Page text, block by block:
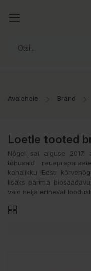
Avalehele Bränd
Loetle tooted
Nôgel sai alguse 2017.
tõhusaid
kohalikku Eesti
lisaks parima
vaid nelja erinevat